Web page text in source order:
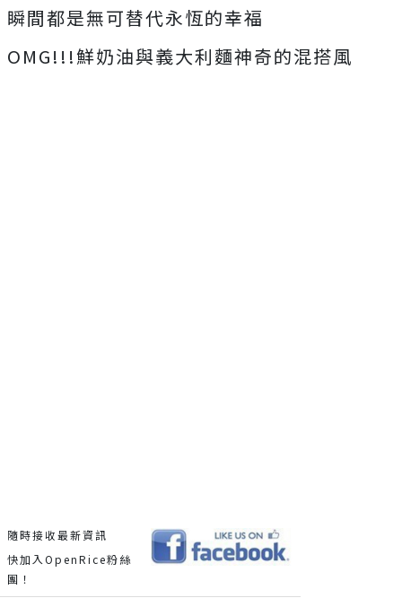
瞬間都是無可替代永恆的幸福
OMG!!!鮮奶油與義大利麵神奇的混搭風
隨時接收最新資訊
快加入OpenRice粉絲
團！